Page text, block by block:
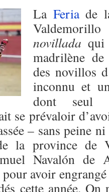
La Feriade
novillada qui
madrilène
des novillos
inconnu et
dont seul
se prévaloir
– sans peine
la province de
Navalón de
avoir
cette année. On